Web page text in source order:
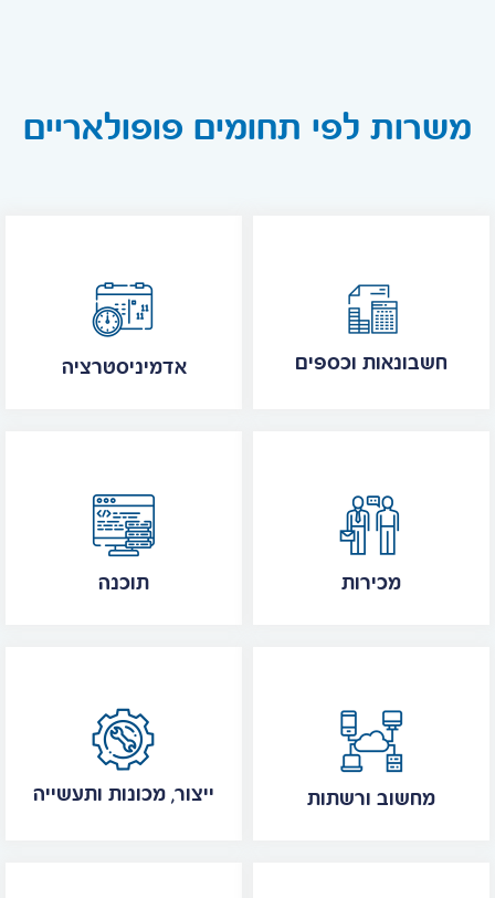
משרות לפי תחומים פופולאריים
אדמיניסטרציה חשבונאות וכספים
תוכנה מכירות
ייצור, מכונות ותעשייה מחשוב ורשתות